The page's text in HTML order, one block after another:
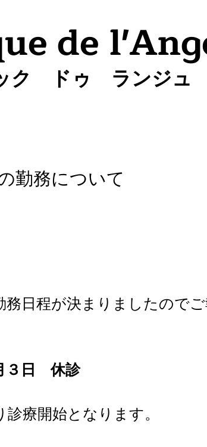
de
ク ドゥ ランジュ
勤務について
務日程が決まりましたので
３日　休診
療開始となります。